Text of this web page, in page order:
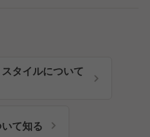
タイルについて
て知る